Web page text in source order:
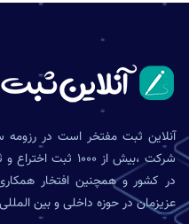
شرکت ،بیش از
در کشور و همچنین افتخار
عزیزمان در حوزه داخلی و بین